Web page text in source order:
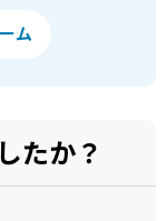
ム
たか？